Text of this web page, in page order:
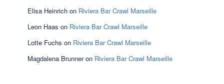
Elisa Heinrich on Riviera Bar Crawl Marseille
Leon Haas on Riviera Bar Crawl Marseille
Lotte Fuchs on Riviera Bar Crawl Marseille
Magdalena Brunneron Riviera Bar Crawl Marseille